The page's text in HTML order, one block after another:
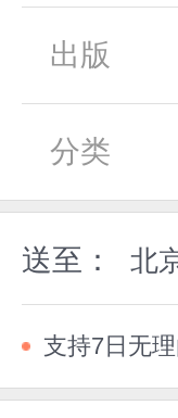
出版
分类
送至： 北
支持7日无